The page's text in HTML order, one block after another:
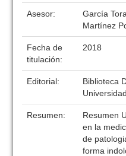
Asesor:
García
Martínez
Fecha de
titulación:
2018
Editorial:
Biblioteca
Resumen:
Resumen
en la
de
forma